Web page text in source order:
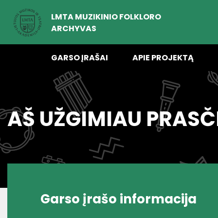
LMTA MUZIKINIO FOLKLORO
ARCHYVAS
GARSO ĮRAŠAI APIE PROJEKTĄ
AŠ UŽGIMIAU
Garso įrašo informacija